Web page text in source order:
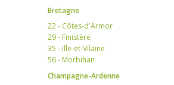
Bretagne
22 - Côtes-d'Armor
29 - Finistère
35 - Ille-et-Vilaine
56 - Morbihan
Champagne-Ardenne